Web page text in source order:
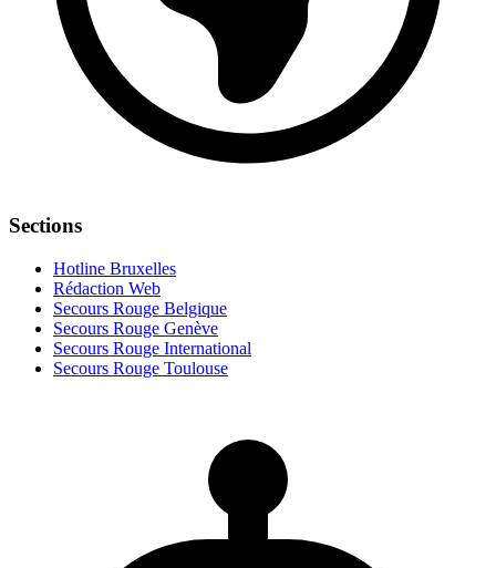
Sections
Hotline Bruxelles
Rédaction Web
Secours Rouge Belgique
Secours Rouge Genève
Secours Rouge International
Secours Rouge Toulouse